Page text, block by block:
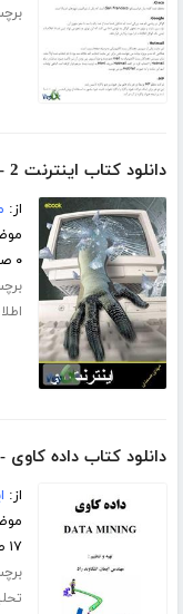
دانلود کتاب اینترنت 2 - Web 2
از:
۰ صفحه
دانلود کتاب داده کاوی - Data Mining
از:
۱۷ صفحه